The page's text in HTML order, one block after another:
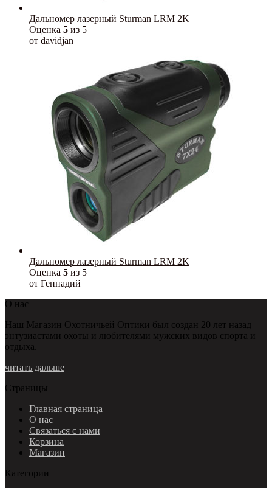
Дальномер лазерный Sturman LRM 2K
Оценка 5 из 5
от davidjan
Дальномер лазерный Sturman LRM 2K
Оценка 5 из 5
от Геннадий
О нас
Наш Магазин Охотничьей Оптики был создан 20 лет назад
энтузиастами охоты и любителями мужских видов спорта и
отдыха.
читать дальше
Страницы
Главная страница
О нас
Связаться с нами
Корзина
Магазин
Категории